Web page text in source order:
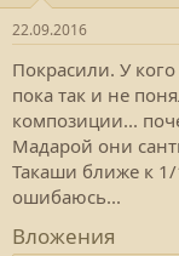
:
22.09.2016
Покрасили. У
пока так и не
композиции...
Мадарой они
Такаши ближе к 1/
ошибаюсь...
Вложения